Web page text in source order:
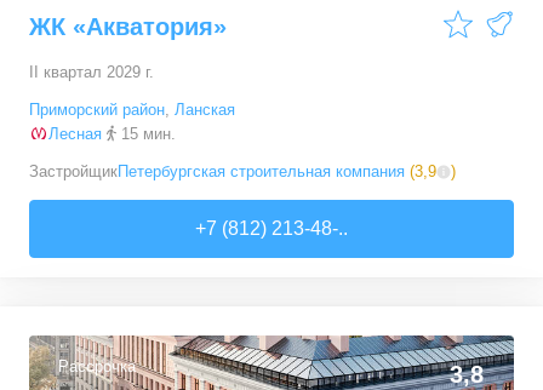
ЖК «Акватория»
II квартал 2029 г.
Приморский район, Ланская
Лесная
15 мин.
ЗастройщикПетербургская строительная компания (3,9 )
+7 (812) 213-48-..
Рассрочка 3,8